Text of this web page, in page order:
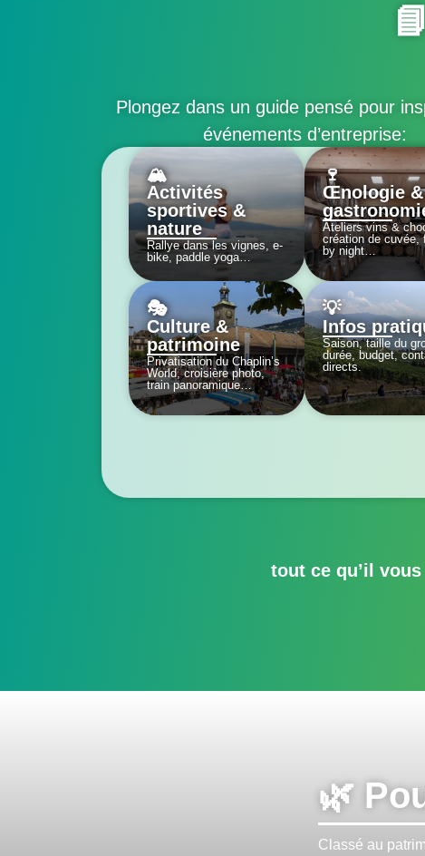
Plongez dans un guide pensé pour
événements d’entreprise:
🏔️
Activités
sportives &
nature
Rallye dans les vignes, e-
bike, paddle yoga…
🍷
Œnologie &
Ateliers vins &
création de cuvée,
by night…
🎭
Culture &
patrimoine
Privatisation du Chaplin’s
World, croisière photo,
train panoramique…
💡
Infos
Saison, taille du
durée, budget,
directs.
tout ce qu’il
🌿
Classé au